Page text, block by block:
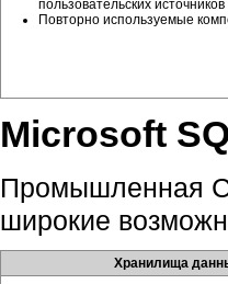
пользовательских
Повторно используемые
Microsoft
Промышленная
широкие
Хранилища